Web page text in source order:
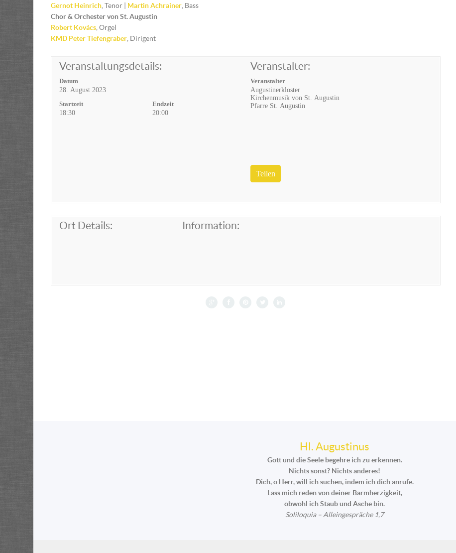
Gernot Heinrich , Tenor | Martin Achrainer , Bass
Chor & Orchester von St. Augustin
Robert Kovács , Orgel
KMD Peter Tiefengraber , Dirigent
Veranstaltungsdetails:
Datum
28. August 2023
Startzeit
18:30
Endzeit
20:00
Veranstalter:
Veranstalter
Augustinerkloster
Kirchenmusik von St. Augustin
Pfarre St. Augustin
Teilen
Ort Details: Information:
Hl. Augustinus
Gott und die Seele begehre ich zu erkennen.
Nichts sonst? Nichts anderes!
Dich, o Herr, will ich suchen, indem ich dich anrufe.
Lass mich reden von deiner Barmherzigkeit,
obwohl ich Staub und Asche bin.
Soliloquia – Alleingespräche 1,7